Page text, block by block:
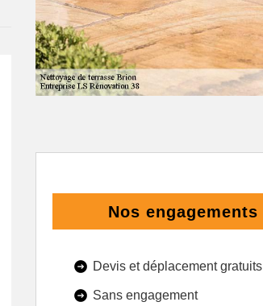
Nos engagements
Devis et déplacement gratuits
Sans engagement